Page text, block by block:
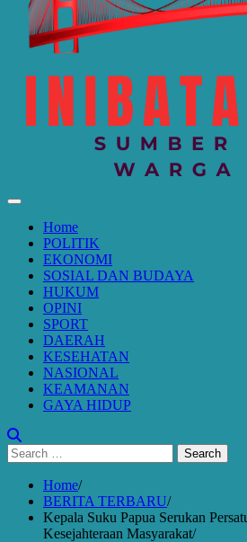
Home
POLITIK
EKONOMI
SOSIAL DAN BUDAYA
HUKUM
OPINI
SPORT
DAERAH
KESEHATAN
NASIONAL
KEAMANAN
GAYA HIDUP
Search
for:
Home
BERITA TERBARU
Kepala Suku Papua Serukan
Kesejahteraan Masyarakat